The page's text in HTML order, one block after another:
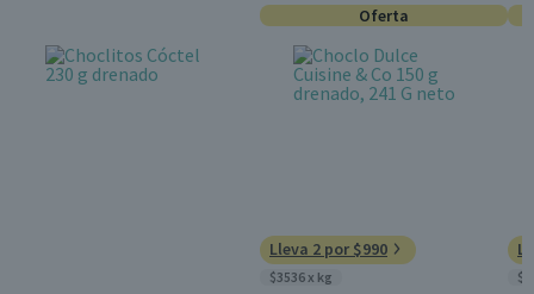
Oferta
Lleva 2 por $990
$3536 x kg